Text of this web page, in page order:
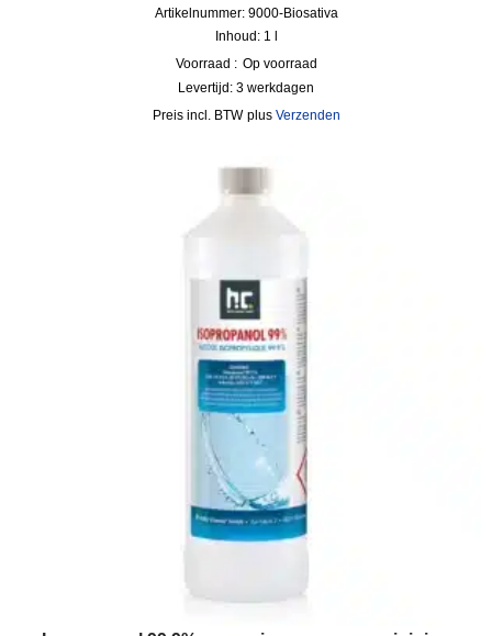
Artikelnummer: 9000-Biosativa
Inhoud: 1 l
Voorraad : Op voorraad
Levertijd: 3 werkdagen
incl. BTW plus Verzenden